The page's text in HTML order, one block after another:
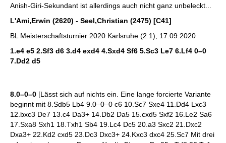
Anish-Giri-Sekundant ist allerdings auch nicht ganz unbeleckt...
L'Ami,Erwin (2620) - Seel,Christian (2475) [C41]
BL Meisterschaftsturnier 2020 Karlsruhe (2.1), 17.09.2020
1.e4 e5 2.Sf3 d6 3.d4 exd4 4.Sxd4 Sf6 5.Sc3 Le7 6.Lf4 0–0
7.Dd2 d5
8.0–0–0 [Lässt sich auf nichts ein. Eine lange forcierte Variante
beginnt mit 8.Sdb5 Lb4 9.0–0–0 c6 10.Sc7 Sxe4 11.Dd4 Lxc3
12.bxc3 De7 13.c4 Da3+ 14.Db2 Da5 15.cxd5 Sxf2 16.Le2 Sa6
17.Sxa8 Sxh1 18.Txh1 Sb4 19.Lc4 Dc5 20.a3 Sxc2 21.Dxc2
Dxa3+ 22.Kd2 cxd5 23.Dc3 Dxc3+ 24.Kxc3 dxc4 25.Sc7 Mit drei